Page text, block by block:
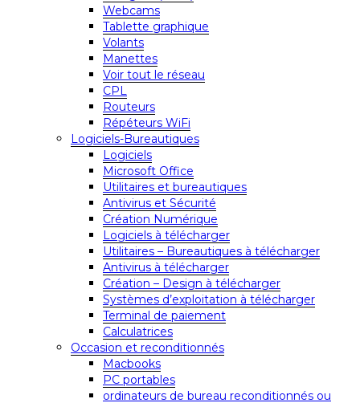
Webcams
Tablette graphique
Volants
Manettes
Voir tout le réseau
CPL
Routeurs
Répéteurs WiFi
Logiciels-Bureautiques
Logiciels
Microsoft Office
Utilitaires et bureautiques
Antivirus et Sécurité
Création Numérique
Logiciels à télécharger
Utilitaires – Bureautiques à télécharger
Antivirus à télécharger
Création – Design à télécharger
Systèmes d’exploitation à télécharger
Terminal de paiement
Calculatrices
Occasion et reconditionnés
Macbooks
PC portables
ordinateurs de bureau reconditionnés ou